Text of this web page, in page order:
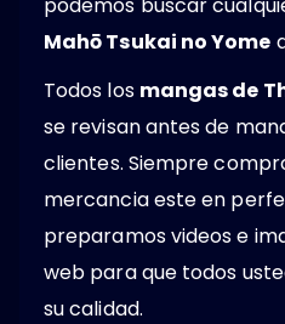
Mahō Tsukai no Yome
Todos los mangas de
se revisan antes de
clientes. Siempre
mercancia este en
preparamos videos e
web para que todos
su calidad.